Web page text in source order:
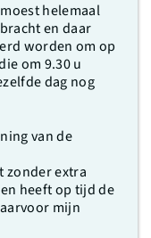
helemaal
en daar
worden om op
om 9.30 u
dag nog
van de
zonder extra
heeft op tijd de
mijn